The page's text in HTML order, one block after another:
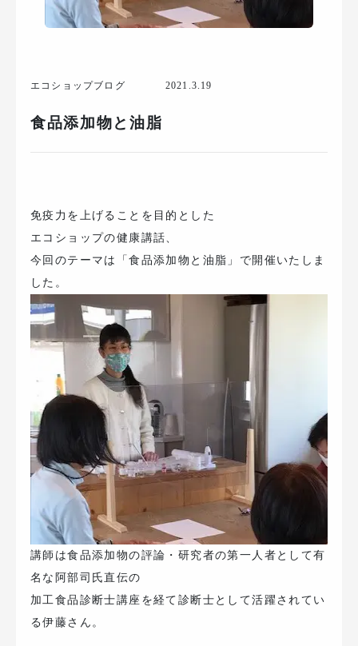
エコショップブログ 2021.3.19
食品添加物と油脂
免疫力を上げることを目的とした
エコショップの健康講話、
今回のテーマは「食品添加物と油脂」で開催いたしま
した。
講師は食品添加物の評論・研究者の第一人者として有
名な阿部司氏直伝の
加工食品診断士講座を経て診断士として活躍されてい
る伊藤さん。